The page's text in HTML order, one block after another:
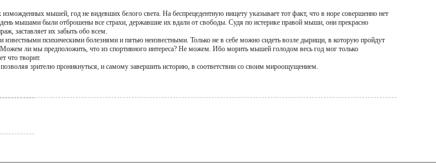
мышей, год не видевших белого света. На беспрецедентную нищету указывает тот факт, что в норе совершенно нет
день мышами были отброшены все страхи, державшие их вдали от свободы. Судя по истерике правой мыши, они прекрасно
заставляет их забыть обо всем.
психическими болезнями и пятью неизвестными. Только не в себе можно сидеть возле дырищи, в которую пройдут
ли мы предположить, что из спортивного интереса? Не можем. Ибо морить мышей голодом весь год мог только
что творит.
зрителю проникнуться, и самому завершить историю, в соответствии со своим мироощущением.